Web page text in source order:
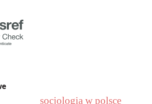
socjologia w polsce